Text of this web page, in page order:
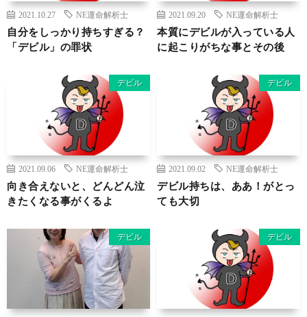
2021.10.27 NE運命解析士
自分をしっかり持ちすぎる？
「デビル」の罪状
2021.09.20 NE運命解析士
本質にデビルが入っている人
に起こりがちな事とその後
デビル
2021.09.06 NE運命解析士
向き合えないと、どんどん泣
きたくなる事がくるよ
デビル
2021.09.02 NE運命解析士
デビル持ちは、ああ！がとっ
ても大切
デビル デビル